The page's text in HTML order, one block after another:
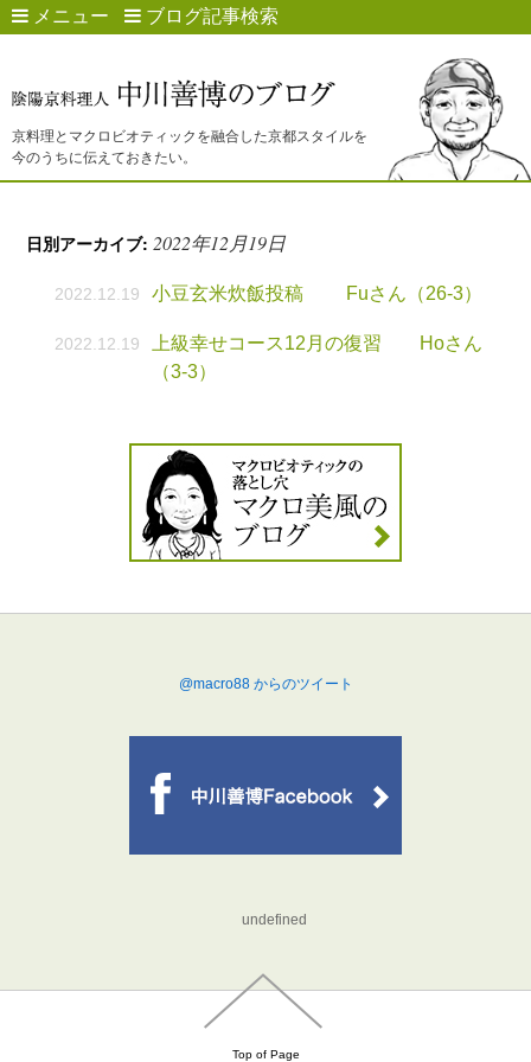
メニュー ブログ記事検索
京料理とマクロビオティックを融合した京都スタイルを
今のうちに伝えておきたい。
日別アーカイブ:2022年12月19日
2022.12.19 小豆玄米炊飯投稿 Fuさん（26-3）
2022.12.19
上級幸せコース12月の復習 Hoさん
（3-3）
@macro88 からのツイート
undefined
Top of Page